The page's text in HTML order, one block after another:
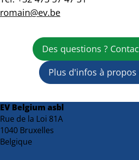
romain@ev.be
Des questions ?
Plus d'infos à propos
EV Belgium asbl
Rue de la Loi 81A
1040 Bruxelles
Belgique